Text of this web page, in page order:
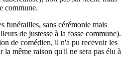
commune.
funérailles, sans cérémonie mais
de justesse à la fosse commune).
de comédien, il n'a pu recevoir les
la même raison qu'il ne sera pas élu à